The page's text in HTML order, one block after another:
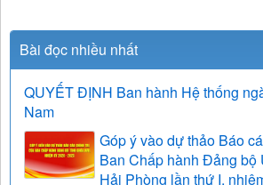
Bài đọc nhiều nhất
QUYẾT ĐỊNH Ban hành Hệ thống
Nam
Góp ý vào dự thảo Báo
Ban Chấp hành Đảng bộ
Hải Phòng lần thứ I,